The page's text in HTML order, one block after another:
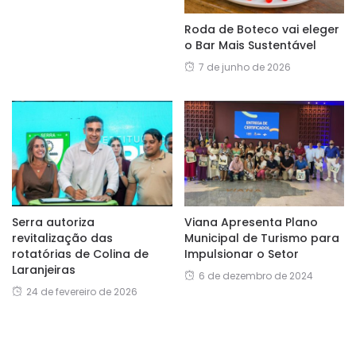
Roda de Boteco vai eleger
o Bar Mais Sustentável
7 de junho de 2026
Serra autoriza
revitalização das
rotatórias de Colina de
Laranjeiras
24 de fevereiro de 2026
Viana Apresenta Plano
Municipal de Turismo para
Impulsionar o Setor
6 de dezembro de 2024